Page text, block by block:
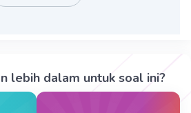
Iklan
lebih dalam untuk soal ini?